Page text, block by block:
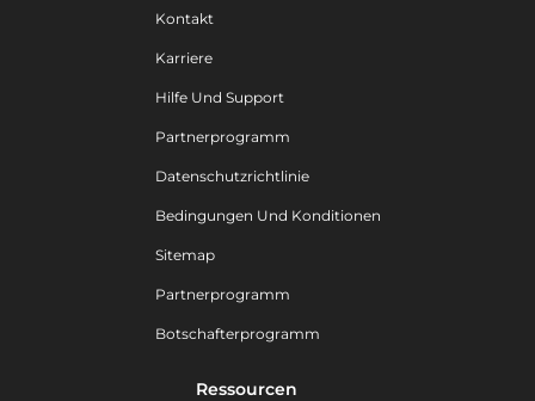
Kontakt
Karriere
Hilfe Und Support
Partnerprogramm
Datenschutzrichtlinie
Bedingungen Und Konditionen
Sitemap
Partnerprogramm
Botschafterprogramm
Ressourcen